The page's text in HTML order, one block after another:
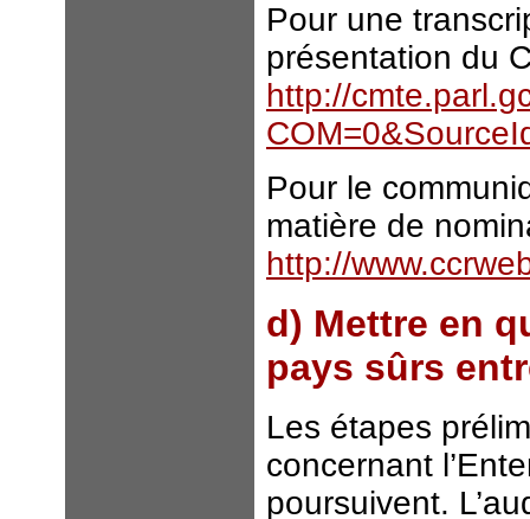
Pour une
présentation du
http://
Pour le
matière de
http://
d) Mettre en
pays sûrs
Les étapes
concernant
poursuivent.